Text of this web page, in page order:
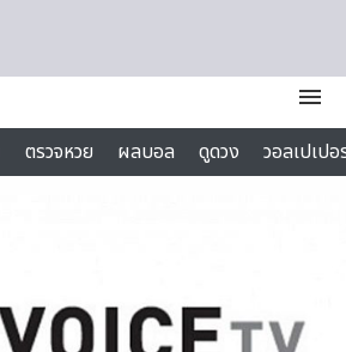
menu
ตรวจหวย ผลบอล ดูดวง
วอลเปเป